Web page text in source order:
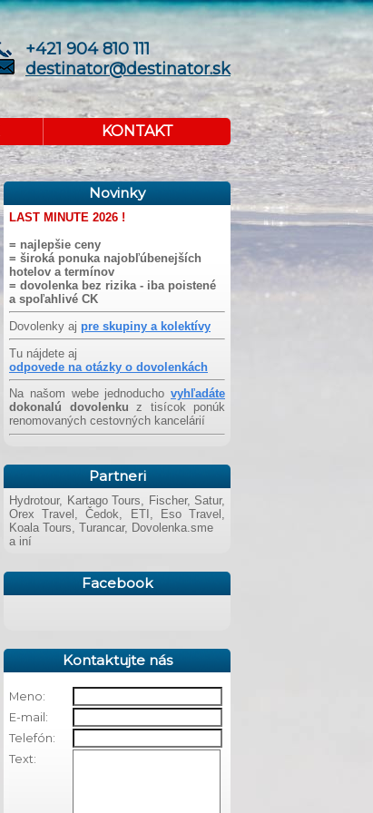
+421 904 810 111
destinator@destinator.sk
KONTAKT
Novinky
LAST MINUTE 2026 !
= najlepšie ceny
= široká ponuka najobľúbenejších
hotelov a termínov
= dovolenka bez rizika - iba poistené
a spoľahlivé CK
Dovolenky aj pre skupiny a kolektívy
Tu nájdete aj
odpovede na otázky o dovolenkách
Na našom webe jednoducho vyhľadáte
dokonalú dovolenku z tisícok ponúk
renomovaných cestovných kancelárií
Partneri
Hydrotour, Kartago Tours, Fischer, Satur,
Orex Travel, Čedok, ETI, Eso Travel,
Koala Tours, Turancar, Dovolenka.sme
a iní
Facebook
Kontaktujte nás
Meno:
E-mail:
Telefón:
Text: